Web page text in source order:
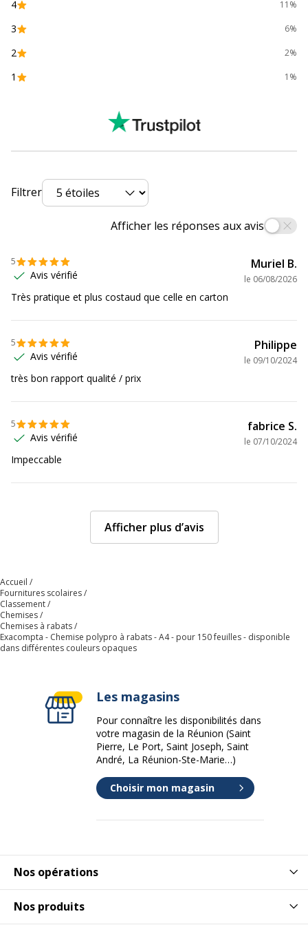
Impact environnemental
Données d'identification
Exacompta
4 11%
3 6%
2 2%
1 1%
Filtrer
Afficher les réponses aux avis
5
Avis vérifié
Muriel B.
le 06/08/2026
Très pratique et plus costaud que celle en carton
5
Avis vérifié
Philippe
le 09/10/2024
très bon rapport qualité / prix
5
Avis vérifié
fabrice S.
le 07/10/2024
Impeccable
Afficher plus d’avis
Accueil
Fournitures scolaires
Classement
Chemises
Chemises à rabats
Exacompta - Chemise polypro à rabats - A4 - pour 150 feuilles - disponible
dans différentes couleurs opaques
Nos opérations
Nos produits
Les magasins
Pour connaître les disponibilités dans
votre magasin de la Réunion (Saint
Pierre, Le Port, Saint Joseph, Saint
André, La Réunion-Ste-Marie…)
Choisir mon magasin